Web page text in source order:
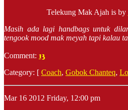
Telekung Mak Ajah is by
Masih ada lagi handbags untuk
tengook mood mak meyah tapi kalau
Comment: 13
Category: [ Coach, Gobok Chanteq,
Mar 16 2012 Friday, 12:00 pm